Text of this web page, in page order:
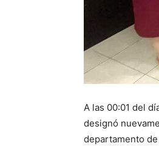
A las 00:01 del
designó
departamento